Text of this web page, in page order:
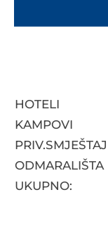
HOTELI
KAMPOVI
PRIV.SMJEŠTAJ
ODMARALIŠTA
UKUPNO: